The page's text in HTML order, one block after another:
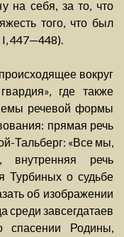
на себя, за то, что
того, что был
I, 447—448).
вокруг
где также
речевой формы
прямая речь
Тальберг: «Все мы,
речь
Турбиных о судьбе
об изображении
среди завсегдатаев
спасении Родины,